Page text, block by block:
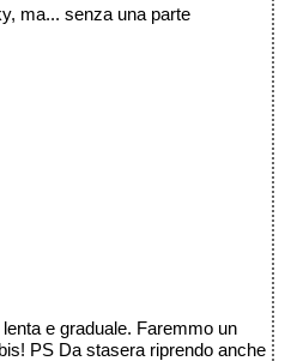
ma... senza una parte
e graduale. Faremmo un
PS Da stasera riprendo anche